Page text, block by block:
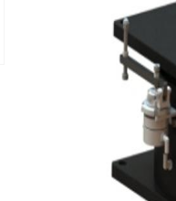
光学平台气浮隔振支
点击更多
型号：